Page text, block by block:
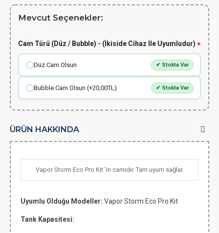
Mevcut Seçenekler:
Cam Türü (Düz / Bubble) - (İkiside Cihaz İle Uyumludur)
Düz Cam Olsun ✔ Stokta Var
Bubble Cam Olsun (+20,00TL) ✔ Stokta Var
ÜRÜN HAKKINDA
Vapor Storm Eco Pro Kit 'in camıdır. Tam uyum sağlar.
Uyumlu Olduğu Modeller: Vapor Storm Eco Pro Kit
Tank Kapasitesi: